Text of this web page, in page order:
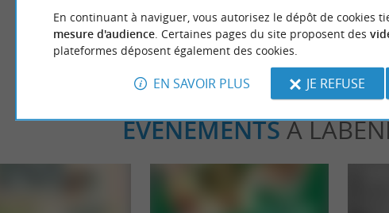
ÉVÈNEMENTSÀ
En continuant à naviguer, vous autorisez le dépôt de cookies
mesure d'audience. Certaines pages du site proposent des
plateformes déposent également des cookies.
EN SAVOIR PLUS JE REFUSE